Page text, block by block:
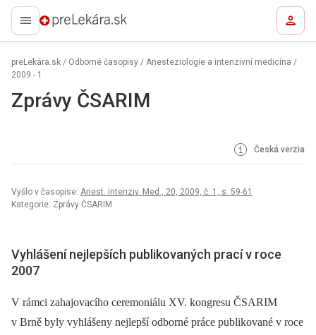
preLekára.sk
preLekára.sk / Odborné časopisy / Anesteziologie a intenzivní medicína /
2009 - 1
Zprávy ČSARIM
Česká verzia
Vyšlo v časopise: Anest. intenziv. Med., 20, 2009, č. 1, s. 59-61
Kategorie: Zprávy ČSARIM
Vyhlášení nejlepších publikovaných prací v roce
2007
V rámci zahajovacího ceremoniálu XV. kongresu ČSARIM
v Brně byly vyhlášeny nejlepší odborné práce publikované v roce